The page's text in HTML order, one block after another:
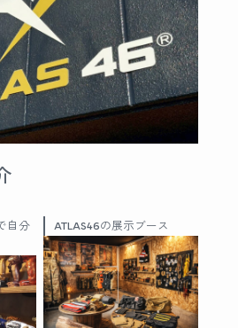
自分
ATLAS46の展示ブース